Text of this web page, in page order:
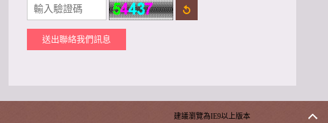
送出聯絡我們訊息
建議瀏覽為IE9以上版本